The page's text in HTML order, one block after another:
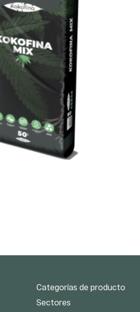
Categorías de producto
Sectores